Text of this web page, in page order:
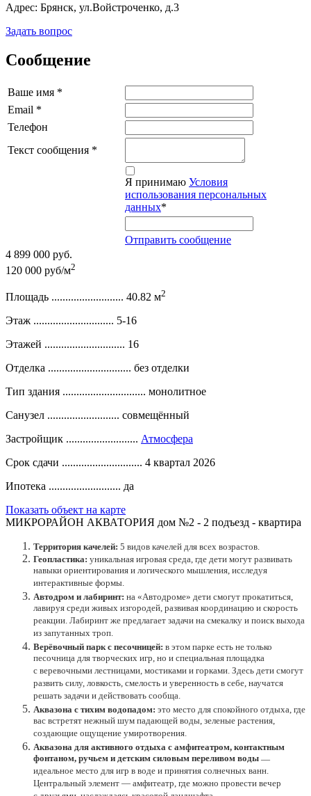
Адрес: Брянск, ул.Войстроченко, д.3
Задать вопрос
Сообщение
Ваше имя *
Email *
Телефон
Текст сообщения *
Я принимаю Условия
использования персональных
данных*
Отправить сообщение
4 899 000 руб.
120 000 руб/м2
Площадь .......................... 40.82 м2
Этаж ............................. 5-16
Этажей ............................. 16
Отделка .............................. без отделки
Тип здания .............................. монолитное
Санузел .......................... совмещённый
Застройщик .......................... Атмосфера
Срок сдачи ............................. 4 квартал 2026
Ипотека .......................... да
Показать объект на карте
МИКРОРАЙОН АКВАТОРИЯ дом №2 - 2 подъезд - квартира
Территория качелей: 5 видов качелей для всех возрастов.
Геопластика: уникальная игровая среда, где дети могут развивать
навыки ориентирования и логического мышления, исследуя
интерактивные формы.
Автодром и лабиринт: на «Автодроме» дети смогут прокатиться,
лавируя среди живых изгородей, развивая координацию и скорость
реакции. Лабиринт же предлагает задачи на смекалку и поиск выхода
из запутанных троп.
Верёвочный парк с песочницей: в этом парке есть не только
песочница для творческих игр, но и специальная площадка
с веревочными лестницами, мостиками и горками. Здесь дети смогут
развить силу, ловкость, смелость и уверенность в себе, научатся
решать задачи и действовать сообща.
Аквазона с тихим водопадом: это место для спокойного отдыха, где
вас встретят нежный шум падающей воды, зеленые растения,
создающие ощущение умиротворения.
Аквазона для активного отдыха с амфитеатром, контактным
фонтаном, ручьем и детским силовым переливом воды —
идеальное место для игр в воде и принятия солнечных ванн.
Центральный элемент — амфитеатр, где можно провести вечер